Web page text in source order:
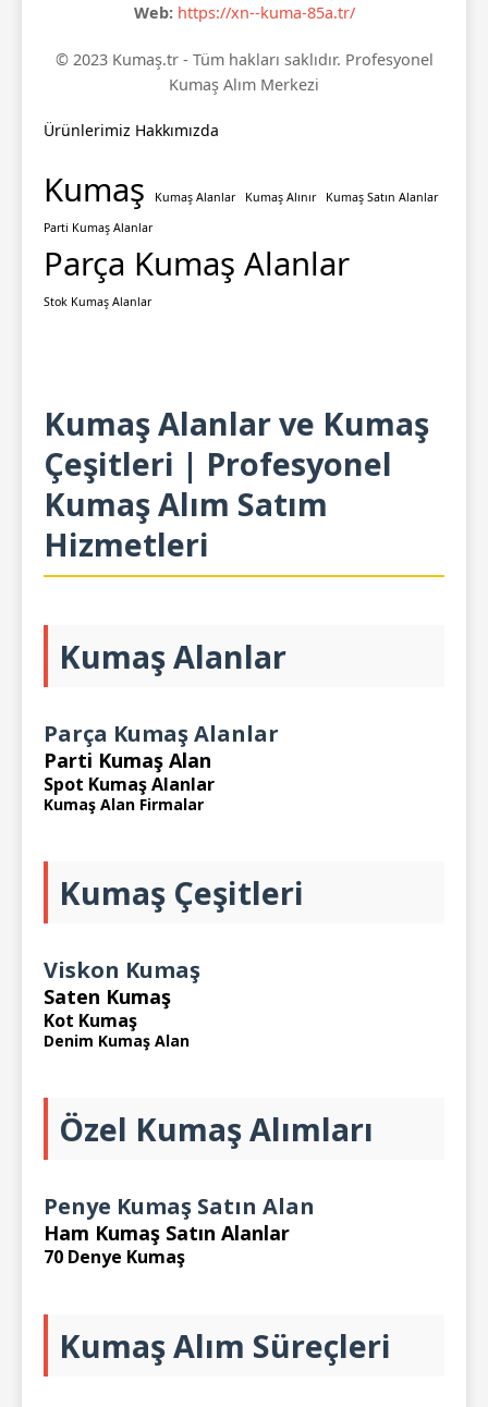
Web: https://xn--kuma-85a.tr/
© 2023 Kumaş.tr - Tüm hakları saklıdır. Profesyonel
Kumaş Alım Merkezi
Ürünlerimiz Hakkımızda
Kumaş Kumaş Alanlar Kumaş Alınır
Kumaş Satın Alanlar
Parti Kumaş Alanlar
Parça Kumaş Alanlar
Stok Kumaş Alanlar
Kumaş Alanlar ve Kumaş
Çeşitleri | Profesyonel
Kumaş Alım Satım
Hizmetleri
Kumaş Alanlar
Parça Kumaş Alanlar
Parti Kumaş Alan
Spot Kumaş Alanlar
Kumaş Alan Firmalar
Kumaş Çeşitleri
Viskon Kumaş
Saten Kumaş
Kot Kumaş
Denim Kumaş Alan
Özel Kumaş Alımları
Penye Kumaş Satın Alan
Ham Kumaş Satın Alanlar
70 Denye Kumaş
Kumaş Alım Süreçleri